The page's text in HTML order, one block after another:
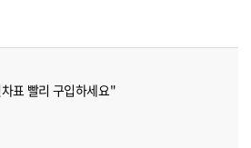
표 빨리 구입하세요"